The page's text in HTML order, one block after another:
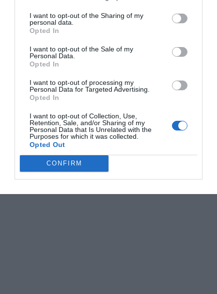
I want to opt-out of the Sharing of my
personal data.
Opted In
I want to opt-out of the Sale of my
Personal Data.
Opted In
I want to opt-out of processing my
Personal Data for Targeted Advertising.
Opted In
I want to opt-out of Collection, Use,
Retention, Sale, and/or Sharing of my
Personal Data that Is Unrelated with the
Purposes for which it was collected.
Opted Out
CONFIRM